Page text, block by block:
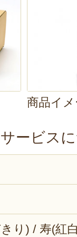
用にもお
商品イ
サービス
り) / 寿(紅